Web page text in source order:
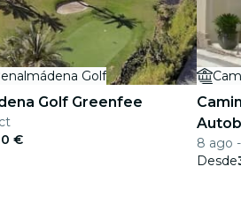
Golf
Golf Greenfee
€
8 ago
Desde